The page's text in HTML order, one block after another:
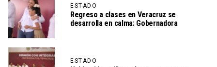
ESTADO
Regreso a clases en Veracruz se
desarrolla en calma: Gobernadora
ESTADO